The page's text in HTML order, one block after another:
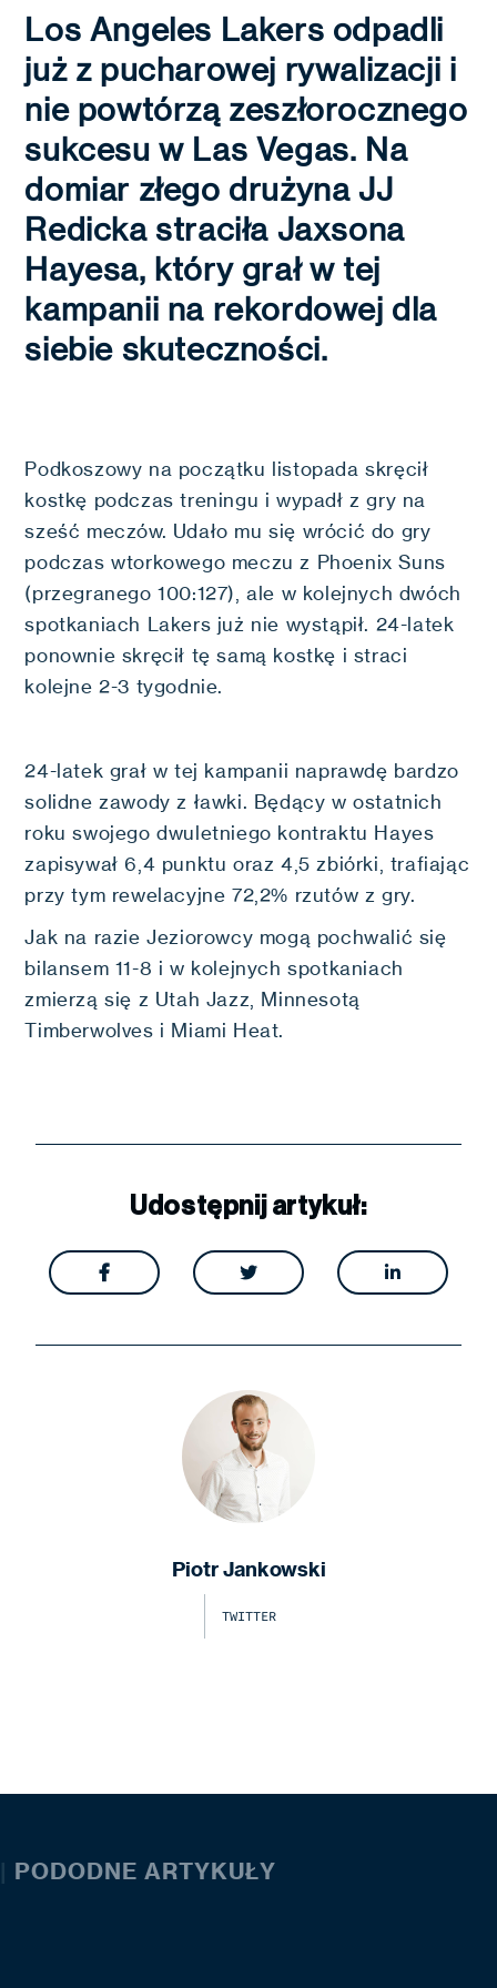
Los Angeles Lakers odpadli
już z pucharowej rywalizacji i
nie powtórzą zeszłorocznego
sukcesu w Las Vegas. Na
domiar złego drużyna JJ
Redicka straciła Jaxsona
Hayesa, który grał w tej
kampanii na rekordowej dla
siebie skuteczności.
Podkoszowy na początku listopada skręcił
kostkę podczas treningu i wypadł z gry na
sześć meczów. Udało mu się wrócić do gry
podczas wtorkowego meczu z Phoenix Suns
(przegranego 100:127), ale w kolejnych dwóch
spotkaniach Lakers już nie wystąpił. 24-latek
ponownie skręcił tę samą kostkę i straci
kolejne 2-3 tygodnie.
24-latek grał w tej kampanii naprawdę bardzo
solidne zawody z ławki. Będący w ostatnich
roku swojego dwuletniego kontraktu Hayes
zapisywał 6,4 punktu oraz 4,5 zbiórki, trafiając
przy tym rewelacyjne 72,2% rzutów z gry.
Jak na razie Jeziorowcy mogą pochwalić się
bilansem 11-8 i w kolejnych spotkaniach
zmierzą się z Utah Jazz, Minnesotą
Timberwolves i Miami Heat.
Udostępnij artykuł:
  
Piotr Jankowski
TWITTER
| PODODNE ARTYKUŁY